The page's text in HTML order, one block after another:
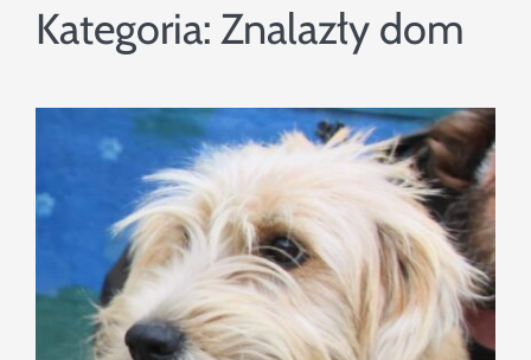
Kategoria: Znalazły dom